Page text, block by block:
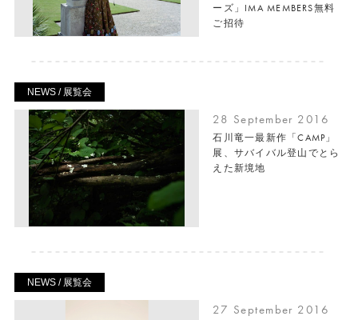
ーズ」IMA MEMBERS無料
ご招待
NEWS / 展覧会
28 September 2016
石川竜一最新作「CAMP」
展、サバイバル登山でとら
えた新境地
NEWS / 展覧会
27 September 2016